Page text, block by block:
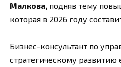
Малкова, подняв тему
которая в 2026 году
Бизнес-консультант по
стратегическому развитию